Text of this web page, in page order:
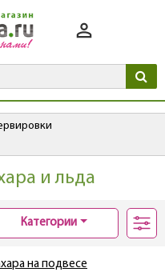
и льда
Категории
на подвесе